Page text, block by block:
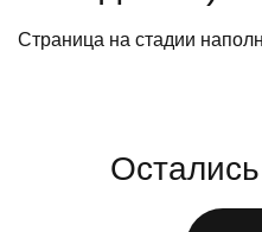
Панические атаки
Страница на стадии
Номер телефона
Соглашаюсь на обработку